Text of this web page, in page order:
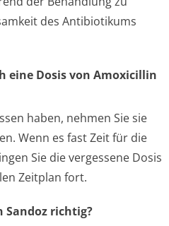
des Antibiotikums
eine Dosis von Amoxicillin
haben, nehmen Sie sie
Wenn es fast Zeit für die
Sie die vergessene Dosis
Zeitplan fort.
Sandoz richtig?